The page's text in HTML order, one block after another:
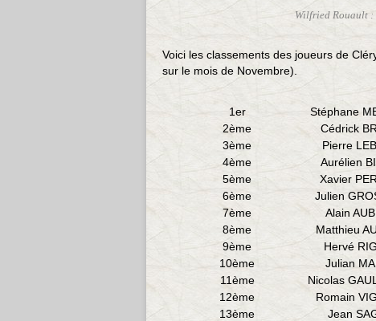
Wilfried Rouault :
Voici les classements des joueurs de
sur le mois de Novembre).
1er Stéphane
2ème
Cédrick
3ème
Pierre
4ème
Aurélien
5ème
Xavier
6ème
Julien
7ème
Alain
8ème
Matthieu
9ème
Hervé
10ème
Julian
11ème
Nicolas
12ème
Romain
13ème
Jean